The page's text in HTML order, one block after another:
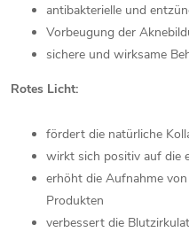
antibakterielle und
Vorbeugung der
sichere und wirksame
Rotes Licht:
fördert die natürliche
wirkt sich positiv auf die
erhöht die Aufnahme
Produkten
verbessert die